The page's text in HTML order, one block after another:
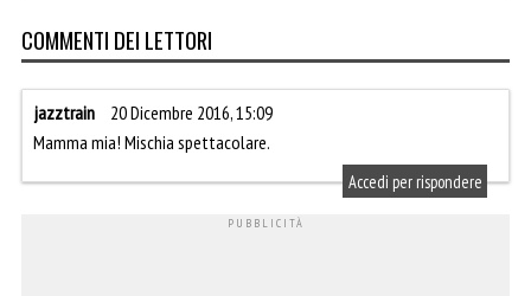
COMMENTI DEI LETTORI
jazztrain
20 Dicembre 2016, 15:09
Mamma mia! Mischia spettacolare.
Accedi per rispondere